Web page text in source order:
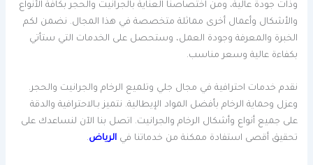
وذات جودة عالية، ومن اختصاصنا العناية بالجرانيت والحجر بكافة الأنواع
والأشكال وأعمال أخرى مماثلة متخصصة في هذا المجال. نضمن لكم
الخبرة والمعرفة وجودة العمل، وستحصل على الخدمات التي ستأتي
بكفاءة عالية وسعر مناسب.
نقدم خدمات احترافية في مجال جلي وتلميع الرخام والجرانيت والحجر.
وعزل وحماية الرخام بأفضل المواد الإيطالية. نتميز بـالاحترافية والدقة
على جميع أنواع وأشكال الرخام والجرانيت. اتصل بنا الآن لنساعدك على
تحقيق أقصى استفادة ممكنة من خدماتنا فيالرياض.